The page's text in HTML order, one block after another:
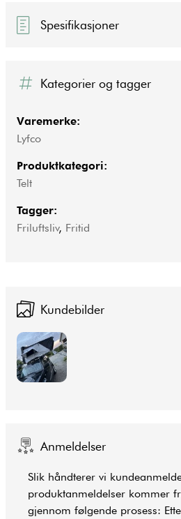
Spesifikasjoner
Kategorier og tagger
Varemerke:
Lyfco
Produktkategori:
Telt
Tagger:
Friluftsliv, Fritid
Kundebilder
Anmeldelser
Slik håndterer vi
produktanmeldelser kommer
gjennom følgende prosess: